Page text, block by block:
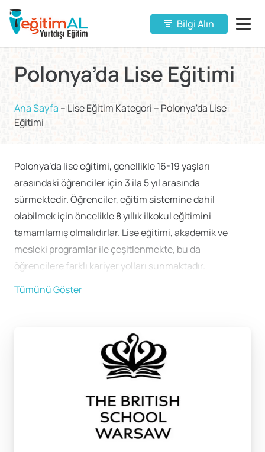
Bilgi Alın
Polonya’da Lise Eğitimi
Ana Sayfa – Lise Eğitim Kategori – Polonya'da Lise
Eğitimi
Polonya’da lise eğitimi, genellikle 16-19 yaşları
arasındaki öğrenciler için 3 ila 5 yıl arasında
sürmektedir. Öğrenciler, eğitim sistemine dahil
olabilmek için öncelikle 8 yıllık ilkokul eğitimini
tamamlamış olmalıdırlar. Lise eğitimi, akademik ve
mesleki programlar ile çeşitlenmekte, bu da
öğrencilere farklı kariyer yolları sunmaktadır.
Lise Türleri ve Programları
Polonya’da liseler genel olarak üç ana kategoriye
Lise (Liceum Ogólnokształcące)
program, öğrencileri üniversiteye hazırlamaya
odaklanır ve herhangi bir mesleki eğitim sunmaz.
Meslek Lisesi (Zasadnicza Szkoła Zawodowa)
Tümünü Göster